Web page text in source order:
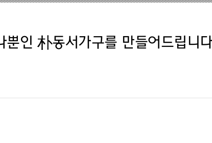
뿐인 朴동서가구를 만들어드립니다